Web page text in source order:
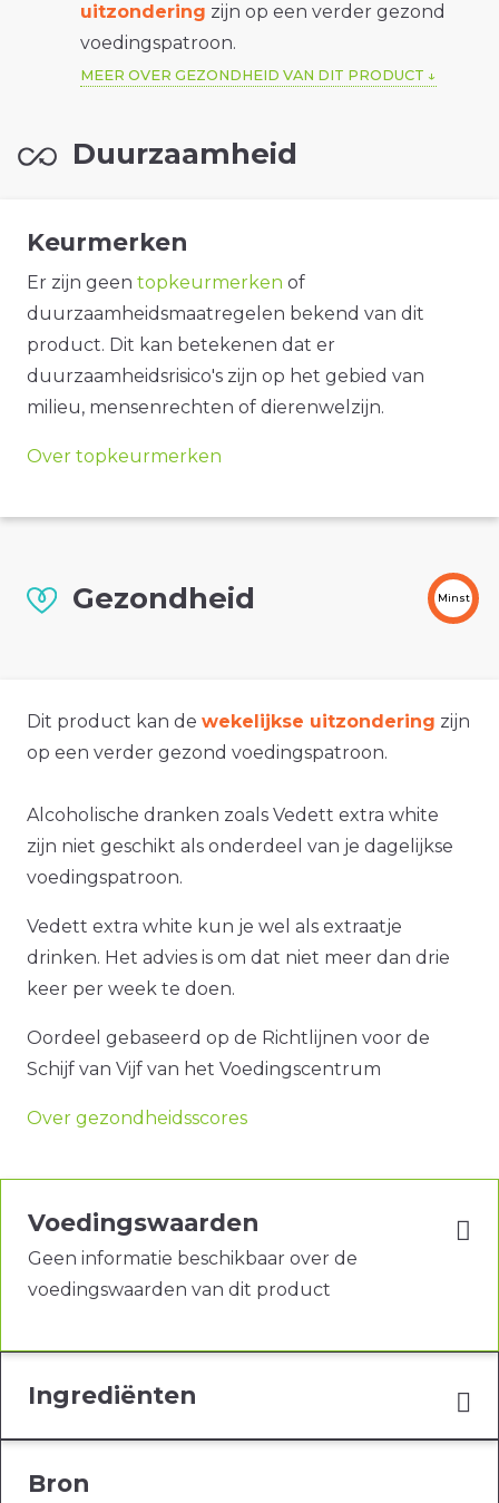
uitzondering zijn op een verder gezond
voedingspatroon.
MEER OVER GEZONDHEID VAN DIT PRODUCT
Duurzaamheid
Keurmerken
Er zijn geen topkeurmerken of
duurzaamheidsmaatregelen bekend van dit
product. Dit kan betekenen dat er
duurzaamheidsrisico's zijn op het gebied van
milieu, mensenrechten of dierenwelzijn.
Over topkeurmerken
Gezondheid Minst
Dit product kan de wekelijkse uitzondering zijn
op een verder gezond voedingspatroon.
Alcoholische dranken zoals Vedett extra white
zijn niet geschikt als onderdeel van je dagelijkse
voedingspatroon.
Vedett extra white kun je wel als extraatje
drinken. Het advies is om dat niet meer dan drie
keer per week te doen.
Oordeel gebaseerd op de Richtlijnen voor de
Schijf van Vijf van het Voedingscentrum
Over gezondheidsscores
Voedingswaarden
Geen informatie beschikbaar over de
voedingswaarden van dit product
Ingrediënten
Bron